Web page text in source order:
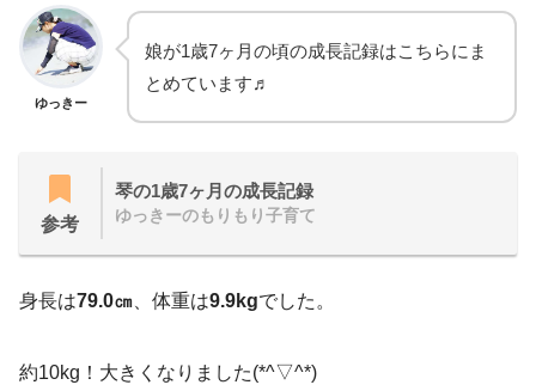
ゆっきー
娘が1歳7ヶ月の頃の成長記録はこちらにま
とめています♬
参考
琴の1歳7ヶ月の成長記録
ゆっきーのもりもり子育て
身長は79.0㎝ 、体重は9.9kgでした。
約10kg！大きくなりました(*^▽^*)